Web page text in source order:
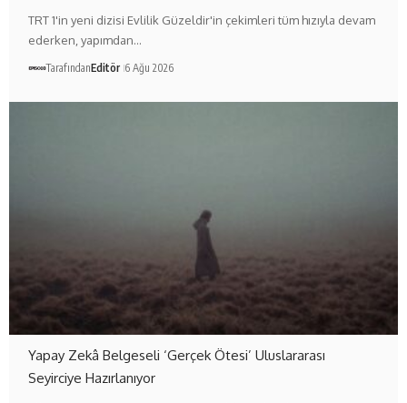
TRT 1'in yeni dizisi Evlilik Güzeldir'in çekimleri tüm hızıyla devam
ederken, yapımdan…
TarafındanEditör 6 Ağu 2026
Yapay Zekâ Belgeseli ‘Gerçek Ötesi’ Uluslararası
Seyirciye Hazırlanıyor